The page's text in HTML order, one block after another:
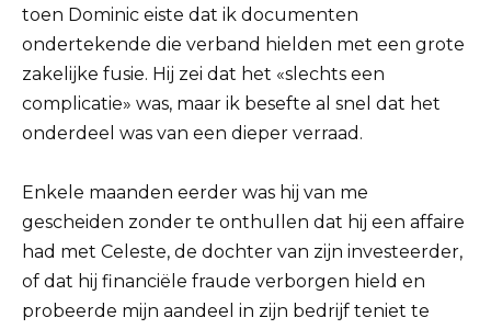
toen Dominic eiste dat ik documenten
ondertekende die verband hielden met een grote
zakelijke fusie. Hij zei dat het «slechts een
complicatie» was, maar ik besefte al snel dat het
onderdeel was van een dieper verraad.
Enkele maanden eerder was hij van me
gescheiden zonder te onthullen dat hij een affaire
had met Celeste, de dochter van zijn investeerder,
of dat hij financiële fraude verborgen hield en
probeerde mijn aandeel in zijn bedrijf teniet te